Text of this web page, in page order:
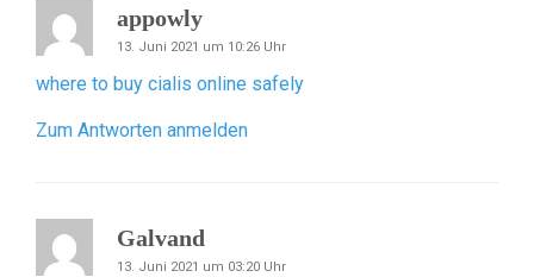
appowly
13. Juni 2021 um 10:26 Uhr
where to buy cialis online safely
Zum Antworten anmelden
Galvand
13. Juni 2021 um 03:20 Uhr